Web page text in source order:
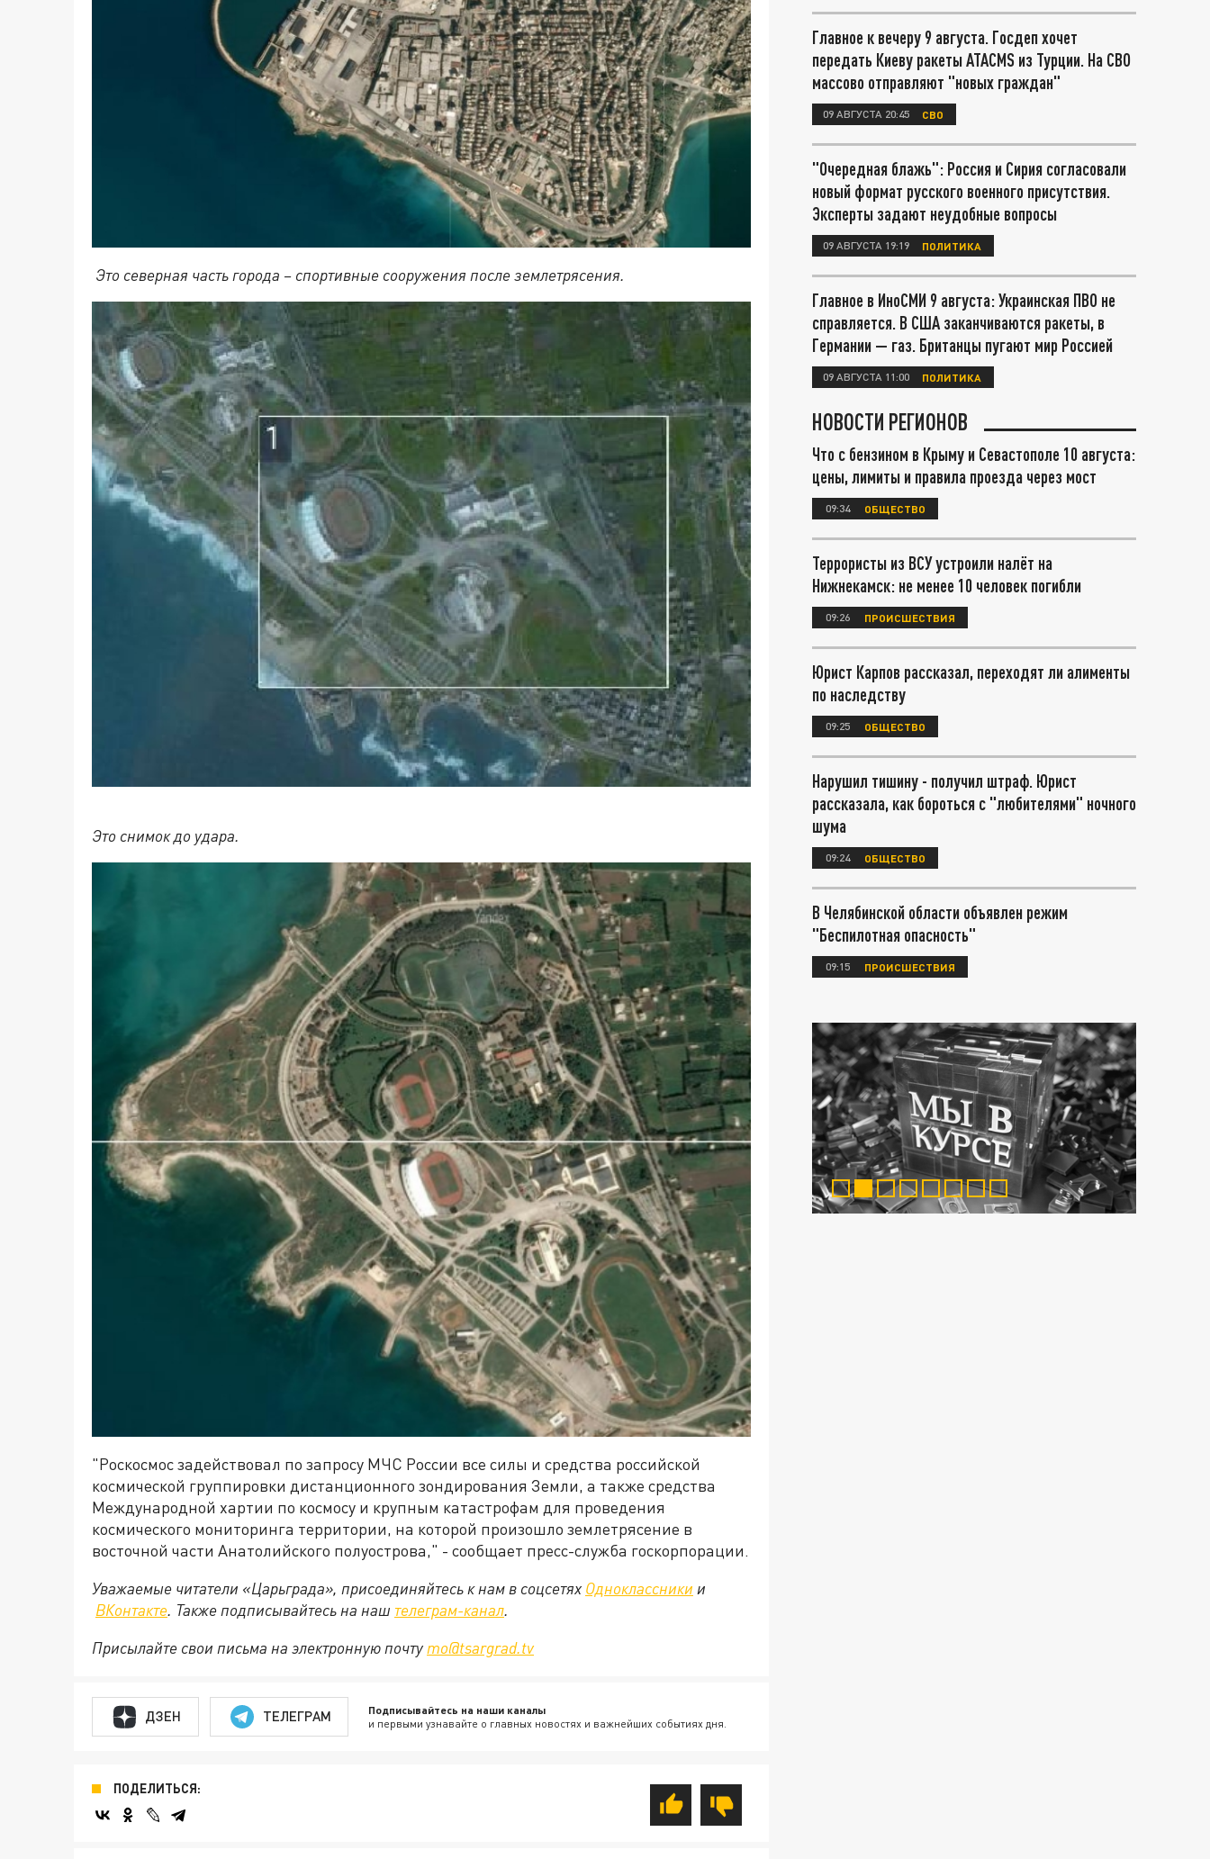
Это северная часть города – спортивные сооружения после землетрясения.
Это снимок до удара.
"Роскосмос задействовал по запросу МЧС России все силы и средства российской
космической группировки дистанционного зондирования Земли, а также средства
Международной хартии по космосу и крупным катастрофам для проведения
космического мониторинга территории, на которой произошло землетрясение в
восточной части Анатолийского полуострова," - сообщает пресс-служба госкорпорации.
Уважаемые читатели «Царьграда», присоединяйтесь к нам в соцсетях Одноклассники и
ВКонтакте. Также подписывайтесь на наш телеграм-канал.
Присылайте свои письма на электронную почту mo@tsargrad.tv
ДЗЕН ТЕЛЕГРАМ Подписывайтесь на наши каналы
и первыми узнавайте о главных новостях и важнейших событиях дня.
ПОДЕЛИТЬСЯ:
Главное к вечеру 9 августа. Госдеп хочет
передать Киеву ракеты ATACMS из Турции. На СВО
массово отправляют "новых граждан"
09 АВГУСТА 20:45 СВО
"Очередная блажь": Россия и Сирия согласовали
новый формат русского военного присутствия.
Эксперты задают неудобные вопросы
09 АВГУСТА 19:19 ПОЛИТИКА
Главное в ИноСМИ 9 августа: Украинская ПВО не
справляется. В США заканчиваются ракеты, в
Германии — газ. Британцы пугают мир Россией
09 АВГУСТА 11:00 ПОЛИТИКА
НОВОСТИ РЕГИОНОВ
Что с бензином в Крыму и Севастополе 10 августа:
цены, лимиты и правила проезда через мост
09:34 ОБЩЕСТВО
Террористы из ВСУ устроили налёт на
Нижнекамск: не менее 10 человек погибли
09:26 ПРОИСШЕСТВИЯ
Юрист Карпов рассказал, переходят ли алименты
по наследству
09:25 ОБЩЕСТВО
Нарушил тишину - получил штраф. Юрист
рассказала, как бороться с "любителями" ночного
шума
09:24 ОБЩЕСТВО
В Челябинской области объявлен режим
"Беспилотная опасность"
09:15 ПРОИСШЕСТВИЯ